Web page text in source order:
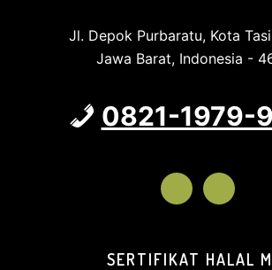
Jl. Depok Purbaratu, Kota
Jawa Barat, Indonesia -
0821-1979-
SERTIFIKAT HALAL